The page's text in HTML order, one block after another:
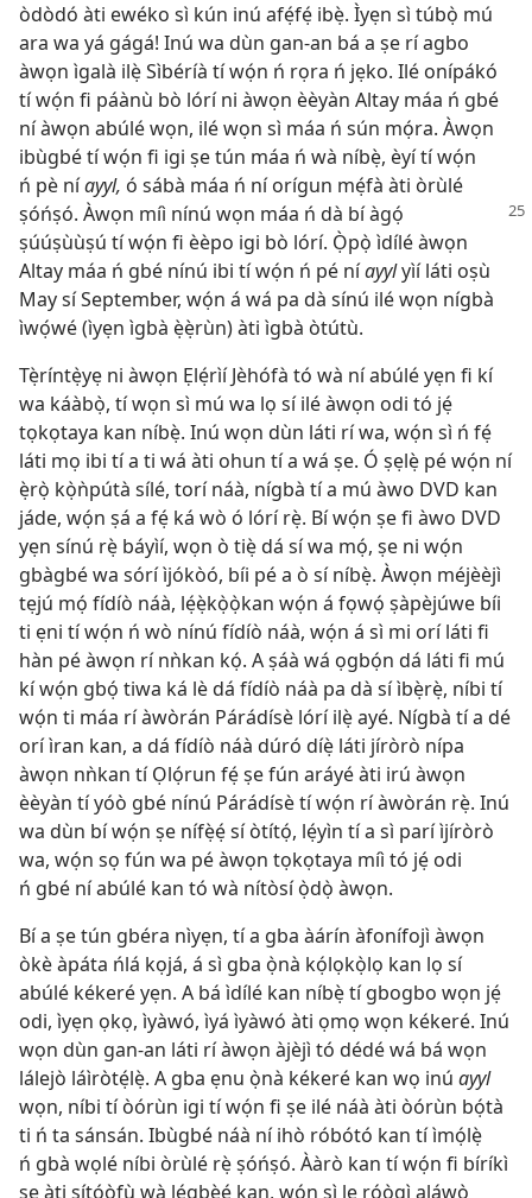
òdòdó àti ewéko sì kún inú afẹ́fẹ́ ibẹ̀. Ìyẹn sì túbọ̀ mú
ara wa yá gágá! Inú wa dùn gan-an bá a ṣe rí agbo
àwọn ìgalà ilẹ̀ Sìbéríà tí wọ́n ń rọra ń jẹko. Ilé onípákó
tí wọ́n fi páànù bò lórí ni àwọn èèyàn Altay máa ń gbé
ní àwọn abúlé wọn, ilé wọn sì máa ń sún mọ́ra. Àwọn
ibùgbé tí wọ́n fi igi ṣe tún máa ń wà níbẹ̀, èyí tí wọ́n
ń pè níayyl, ó sábà máa ń ní orígun mẹ́fà àti òrùlé
ṣóńṣó. Àwọn míì nínú wọn máa ń dà bí àgọ́
ṣúúṣùùṣú tí wọ́n fi èèpo igi bò lórí. Ọ̀pọ̀ ìdílé àwọn
Altay máa ń gbé nínú ibi tí wọ́n ń pé níayylyìí láti oṣù
May sí September, wọ́n á wá pa dà sínú ilé wọn nígbà
ìwọ́wé (ìyẹn ìgbà ẹ̀ẹ̀rùn) àti ìgbà òtútù.
Tẹ̀ríntẹ̀yẹ ni àwọn Ẹlẹ́rìí Jèhófà tó wà ní abúlé yẹn fi kí
wa káàbọ̀, tí wọn sì mú wa lọ sí ilé àwọn odi tó jẹ́
tọkọtaya kan níbẹ̀. Inú wọn dùn láti rí wa, wọ́n sì ń fẹ́
láti mọ ibi tí a ti wá àti ohun tí a wá ṣe. Ó ṣẹlẹ̀ pé wọ́n ní
ẹ̀rọ̀ kọ̀ǹpútà sílé, torí náà, nígbà tí a mú àwo DVD kan
jáde, wọ́n ṣá a fẹ́ ká wò ó lórí rẹ̀. Bí wọ́n ṣe fi àwo DVD
yẹn sínú rẹ̀ báyìí, wọn ò tiẹ̀ dá sí wa mọ́, ṣe ni wọ́n
gbàgbé wa sórí ìjókòó, bíi pé a ò sí níbẹ̀. Àwọn méjèèjì
tẹjú mọ́ fídíò náà, lẹ́ẹ̀kọ̀ọ̀kan wọ́n á fọwọ́ ṣàpèjúwe bíi
ti ẹni tí wọ́n ń wò nínú fídíò náà, wọ́n á sì mi orí láti fi
hàn pé àwọn rí nǹkan kọ́. A ṣáà wá ọgbọ́n dá láti fi mú
kí wọ́n gbọ́ tiwa ká lè dá fídíò náà pa dà sí ìbẹ̀rẹ̀, níbi tí
wọ́n ti máa rí àwòrán Párádísè lórí ilẹ̀ ayé. Nígbà tí a dé
orí ìran kan, a dá fídíò náà dúró díẹ̀ láti jíròrò nípa
àwọn nǹkan tí Ọlọ́run fẹ́ ṣe fún aráyé àti irú àwọn
èèyàn tí yóò gbé nínú Párádísè tí wọ́n rí àwòrán rẹ̀. Inú
wa dùn bí wọ́n ṣe nífẹ̀ẹ́ sí òtítọ́, lẹ́yìn tí a sì parí ìjíròrò
wa, wọ́n sọ fún wa pé àwọn tọkọtaya míì tó jẹ́ odi
ń gbé ní abúlé kan tó wà nítòsí ọ̀dọ̀ àwọn.
Bí a ṣe tún gbéra nìyẹn, tí a gba àárín àfonífojì àwọn
òkè àpáta ńlá kọjá, á sì gba ọ̀nà kọ́lọkọ̀lọ kan lọ sí
abúlé kékeré yẹn. A bá ìdílé kan níbẹ̀ tí gbogbo wọn jẹ́
odi, ìyẹn ọkọ, ìyàwó, ìyá ìyàwó àti ọmọ wọn kékeré. Inú
wọn dùn gan-an láti rí àwọn àjèjì tó dédé wá bá wọn
lálejò láìròtẹ́lẹ̀. A gba ẹnu ọ̀nà kékeré kan wọ inú ayyl
wọn, níbi tí òórùn igi tí wọ́n fi ṣe ilé náà àti òórùn bọ́tà
ti ń ta sánsán. Ibùgbé náà ní ihò róbótó kan tí ìmọ́lẹ̀
ń gbà wọlé níbi òrùlé rẹ̀ ṣóńṣó. Ààrò kan tí wọ́n fi bíríkì
ṣe àti sítóòfù wà lẹ́gbẹ̀ẹ́ kan, wọ́n sì lẹ rọ́ọ̀gì aláwọ̀